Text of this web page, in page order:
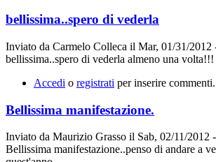
bellissima..spero di vederla
Inviato da Carmelo Colleca il Mar, 01/31/2012
bellissima..spero di vederla almeno una volta!!!
Accedi o registrati per inserire commenti.
Bellissima manifestazione.
Inviato da Maurizio Grasso il Sab, 02/11/2012
Bellissima manifestazione..penso di andare a